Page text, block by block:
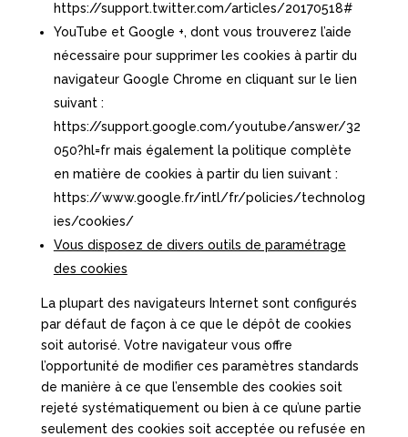
https://support.twitter.com/articles/20170518#
YouTube et Google +, dont vous trouverez l’aide
nécessaire pour supprimer les cookies à partir du
navigateur Google Chrome en cliquant sur le lien
suivant :
https://support.google.com/youtube/answer/32
050?hl=fr mais également la politique complète
en matière de cookies à partir du lien suivant :
https://www.google.fr/intl/fr/policies/technolog
ies/cookies/
Vous disposez de divers outils de paramétrage
des cookies
La plupart des navigateurs Internet sont configurés
par défaut de façon à ce que le dépôt de cookies
soit autorisé. Votre navigateur vous offre
l’opportunité de modifier ces paramètres standards
de manière à ce que l’ensemble des cookies soit
rejeté systématiquement ou bien à ce qu’une partie
seulement des cookies soit acceptée ou refusée en